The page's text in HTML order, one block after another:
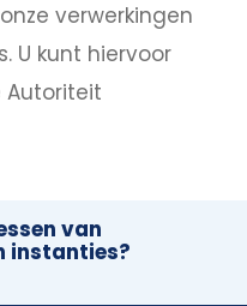
verwerkingen
U kunt hiervoor
van
instanties?